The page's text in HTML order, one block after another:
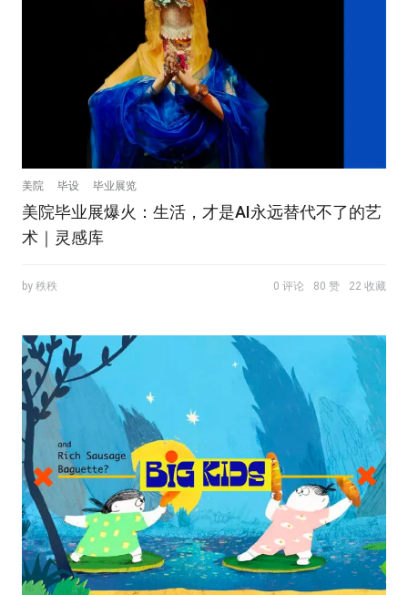
美院 毕设 毕业展览
美院毕业展爆火：生活，才是AI永远替代不了的艺
术｜灵感库
by 秩秩 0 评论 80 赞 22 收藏